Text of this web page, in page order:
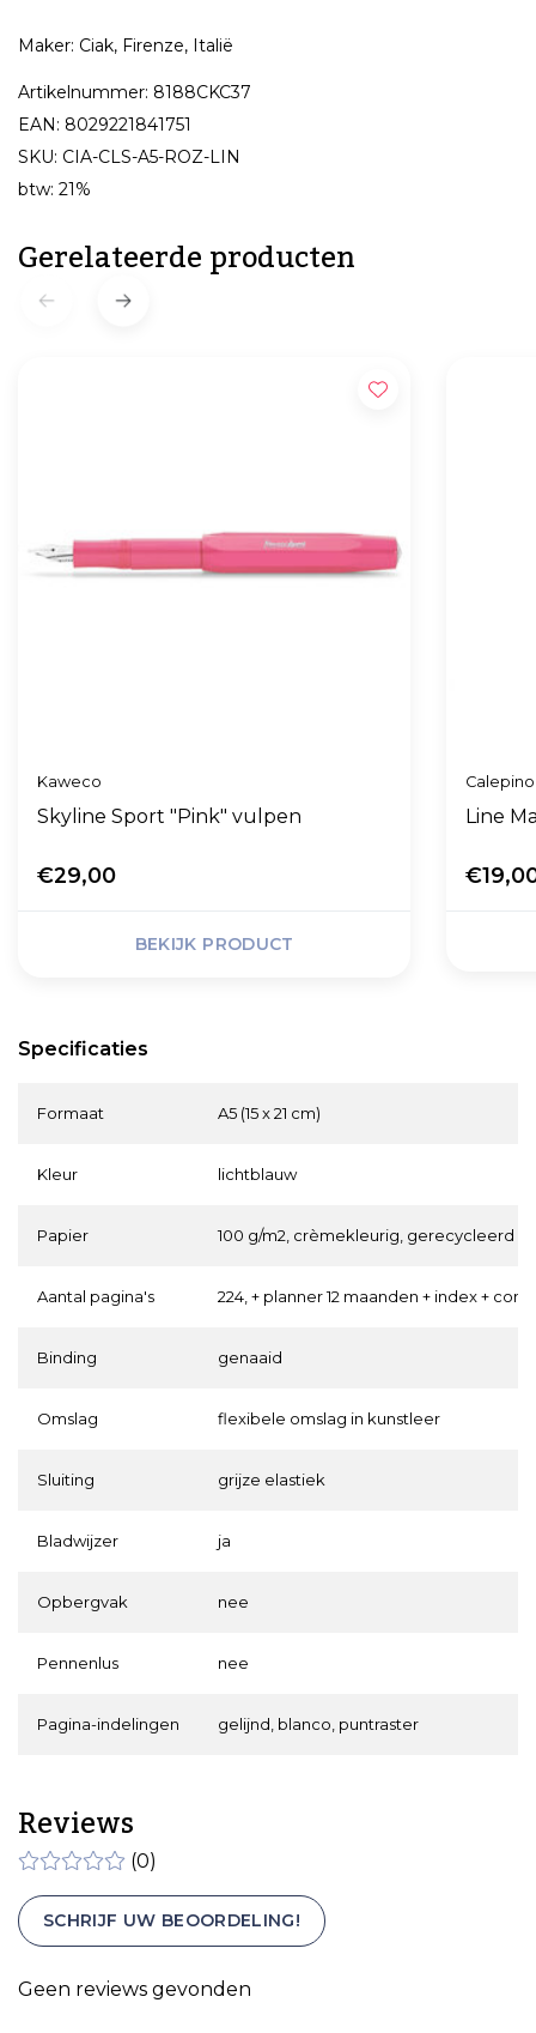
Maker: Ciak, Firenze, Italië
Artikelnummer: 8188CKC37
EAN: 8029221841751
SKU: CIA-CLS-A5-ROZ-LIN
btw: 21%
Specificaties
Formaat A5 (15 x 21 cm)
Kleur lichtblauw
Papier 100 g/m2, crèmekleurig, gerecycleerd
Aantal pagina's 224, + planner 12 maanden + index +
Binding genaaid
Omslag flexibele omslag in kunstleer
Sluiting grijze elastiek
Bladwijzer ja
Opbergvak nee
Pennenlus nee
Pagina-indelingen gelijnd, blanco, puntraster
Gerelateerde producten
Kaweco
Skyline Sport "Pink" vulpen
€29,00
BEKIJK PRODUCT
Calepino
Line
Reviews
(0)
SCHRIJF UW BEOORDELING!
Geen reviews gevonden